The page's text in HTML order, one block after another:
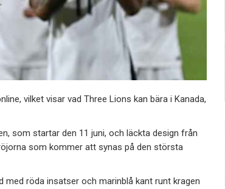
vilket visar vad Three Lions kan bära i Kanada,
som startar den 11 juni, och läckta design från
som kommer att synas på den största
med röda insatser och marinblå kant runt kragen